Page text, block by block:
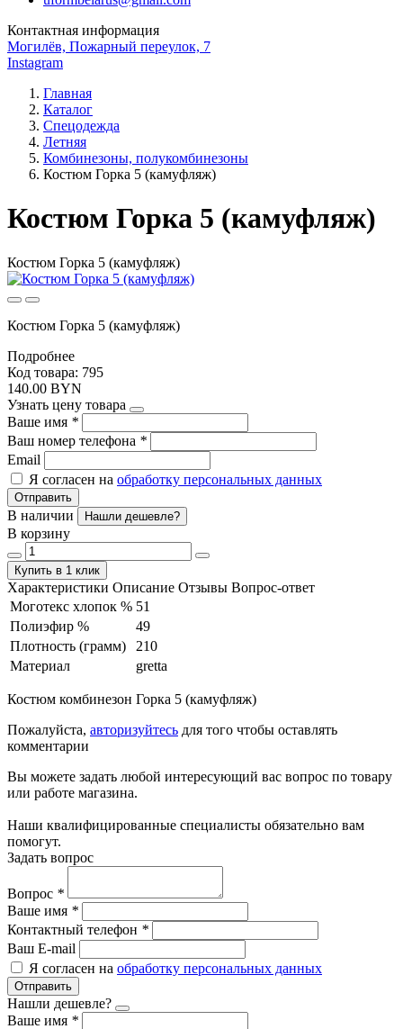
Контактная информация
Могилёв, Пожарный переулок, 7
Instagram
Главная
Каталог
Спецодежда
Летняя
Комбинезоны, полукомбинезоны
Костюм Горка 5 (камуфляж)
Костюм Горка 5 (камуфляж)
Костюм Горка 5 (камуфляж)
Костюм Горка 5 (камуфляж)
Подробнее
Код товара: 795
140.00 BYN
Узнать цену товара
Ваше имя *
Ваш номер телефона *
Email
Я согласен на обработку персональных данных
Отправить
В наличии Нашли дешевле?
В корзину
Купить в 1 клик
Характеристики Описание Отзывы Вопрос-ответ
Моготекс хлопок % 51
Полиэфир %
49
Плотность (грамм)
210
Материал
gretta
Костюм комбинезон Горка 5 (камуфляж)
Пожалуйста, авторизуйтесь для того чтобы оставлять
комментарии
Вы можете задать любой интересующий вас вопрос по товару
или работе магазина.
Наши квалифицированные специалисты обязательно вам
помогут.
Задать вопрос
Вопрос *
Ваше имя *
Контактный телефон *
Ваш E-mail
Я согласен на обработку персональных данных
Отправить
Нашли дешевле?
Ваше имя *